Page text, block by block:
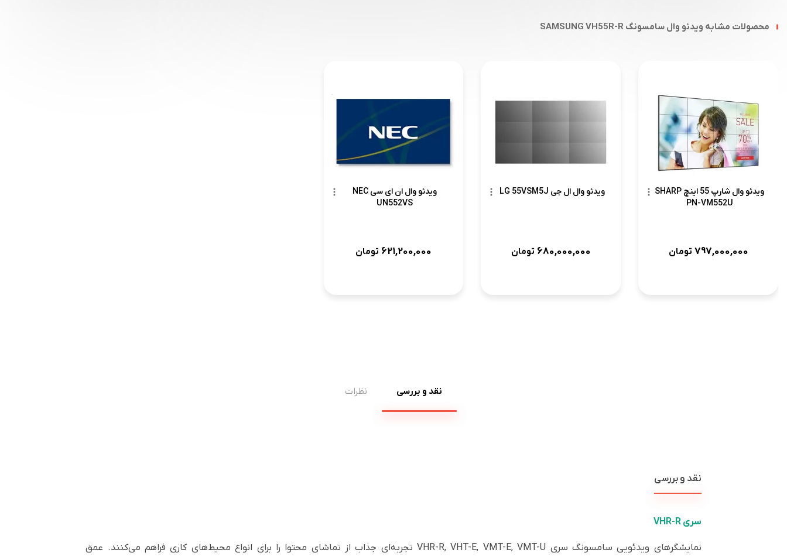
محصولات مشابه ویدئو وال سامسونگ SAMSUNG VH55R-R
ویدئو وال شارپ 55 اینچ SHARP
PN-VM552U
797,000,000 تومان
ویدئو وال ال جی LG 55VSM5J
680,000,000 تومان
ویدئو وال ان ای سی NEC
UN552VS
621,200,000 تومان
نقد و بررسی نظرات
نقد و بررسی
سری VHR-R
نمایشگرهای ویدئویی سامسونگ سری VHR-R, VHT-E, VMT-E, VMT-U تجربه‌ای جذاب از تماشای محتوا را برای انواع محیط‌های کاری فراهم می‌کنند. عمق